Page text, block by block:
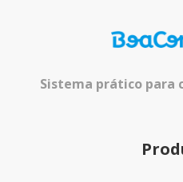
Sistema prático para